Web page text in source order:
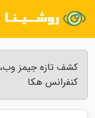
کشف تازه جیمز
کنفرانس هکا